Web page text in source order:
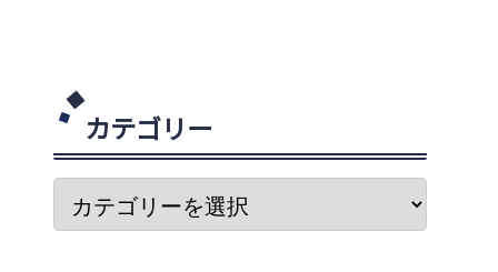
カテゴリー